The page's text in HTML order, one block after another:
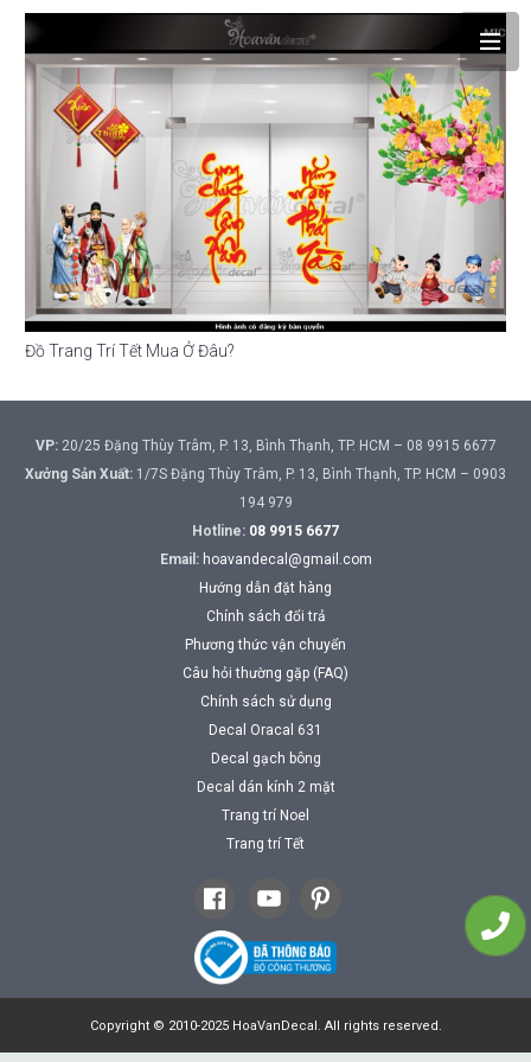
Đồ Trang Trí Tết Mua Ở Đâu?
VP:20/25 Đặng Thùy Trâm, P. 13, Bình Thạnh, TP. HCM – 08 9915 6677
Xưởng Sản Xuất: 1/7S Đặng Thùy Trâm, P. 13, Bình Thạnh, TP. HCM – 0903
194 979
Hotline: 08 9915 6677
Email: hoavandecal@gmail.com
Hướng dẫn đặt hàng
Chính sách đổi trả
Phương thức vận chuyển
Câu hỏi thường gặp (FAQ)
Chính sách sử dụng
Decal Oracal 631
Decal gạch bông
Decal dán kính 2 mặt
Trang trí Noel
Trang trí Tết
Copyright © 2010-2025 HoaVanDecal. All rights reserved.